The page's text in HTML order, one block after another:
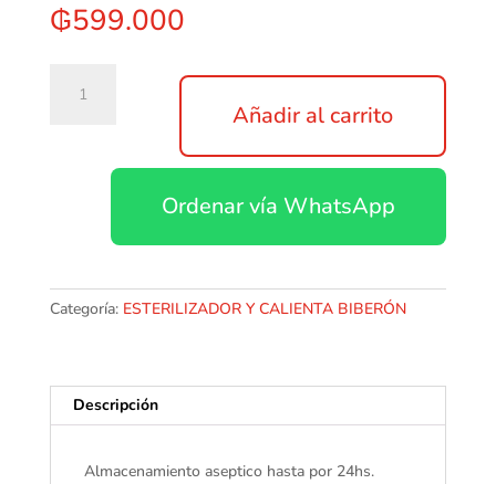
₲599.000
110
Añadir al carrito
Ordenar vía WhatsApp
Categoría: ESTERILIZADOR Y CALIENTA BIBERÓN
Descripción
Almacenamiento aseptico hasta por 24hs.